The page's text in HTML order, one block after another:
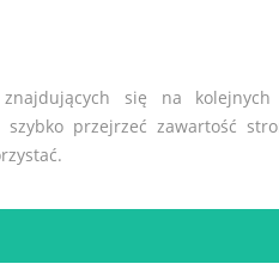
się na
szybko przejrzeć zawartość